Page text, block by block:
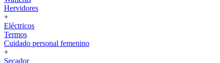
Hervidores
+
Eléctricos
Termos
Cuidado personal femenino
+
Secador